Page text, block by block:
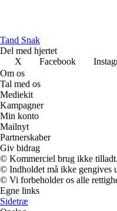
Tand Snak
Del med hjertet
X
Facebook
Om os
Tal med os
Mediekit
Kampagner
Min konto
Mailnyt
Partnerskaber
Giv bidrag
© Kommerciel brug ikke tilladt.
© Indholdet må ikke gengives
© Vi forbeholder os alle
Egne links
Sidetræ